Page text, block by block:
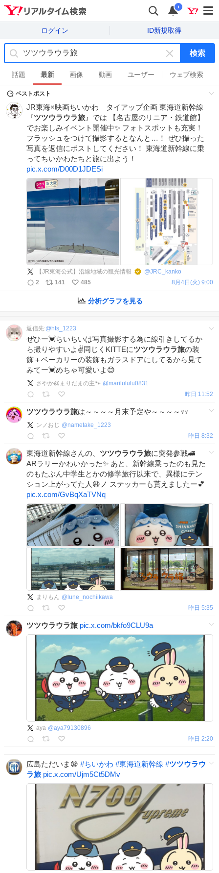
i
ログイン ID新規取得
キ
ー
ワ
ド
を
消
す
検索
話題 最新 画像 動画 ユーザー ウェブ検索
ベストポスト
JR東海×映画ちいかわ タイアップ企画 東海道新幹線
『ツツウラウラ旅 』では 【名古屋のリニア・鉄道館】
でお楽しみイベント開催中✨ フォトスポットも充実！
フラッシュをつけて撮影するとなんと…！ ぜひ撮った
写真を返信にポストしてください！ 東海道新幹線に乗
ってちいかわたちと旅に出よう！
pic.x.com/D00D1JDESi
【JR東海公式】沿線地域の観光情報 @JRC_kanko
2
141 485 8月4日(火) 9:00
分析グラフを見る
返信先:@ hts_1223
ぜひー💓ちいちいは写真撮影する為に線引きしてるか
ら撮りやすいよ✌️同じくKITTEにツツウラウラ旅の装
飾＋ベーカリーの装飾もガラスドアにしてるから見て
みてー💓めちゃ可愛いよ😊
さやか@まりだまの主🐾 @marilululu0831
昨日 11:52
ツツウラウラ旅は～～～～月末予定や～～～～ｯｯ
ンノおじ @nametake_1223
昨日 8:32
東海道新幹線さんの、 ツツウラウラ旅に突発参戦🚄
ARラリーかわいかった✨ あと、新幹線乗ったのも見た
のもたぶん中学生とかの修学旅行以来で、異様にテン
ション上がってた人😆ノ ステッカーも貰えましたー💕
pic.x.com/GvBqXaTVNq
まりもん @ lune_nochiikawa
昨日 5:35
ツツウラウラ旅 pic.x.com/bkfo9CLU9a
aya @aya79130896
昨日 2:20
広島ただいま😪 #ちいかわ #東海道新幹線 #ツツウラウ
ラ旅 pic.x.com/Ujm5Ct5DMv